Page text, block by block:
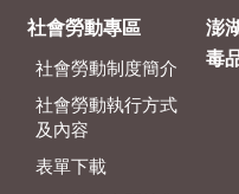
社會勞動專區
社會勞動制度簡介
社會勞動執行方式
及內容
表單下載
澎
毒